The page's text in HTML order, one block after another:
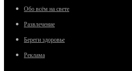
Обо всём на свете
Развлечение
Береги здоровье
Реклама